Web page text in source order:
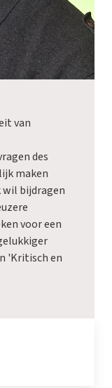
van
des
maken
wil bijdragen
voor een
'Kritisch en